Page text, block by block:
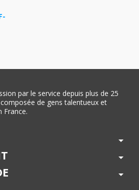
par le service depuis plus de 25
de gens talentueux et
France.
arrow_drop_down
arrow_drop_down
arrow_drop_down